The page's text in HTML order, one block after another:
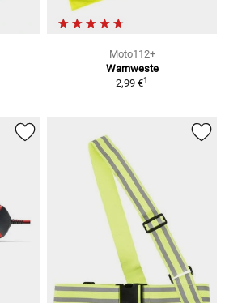
Moto112+
Warnweste
2,99 €1